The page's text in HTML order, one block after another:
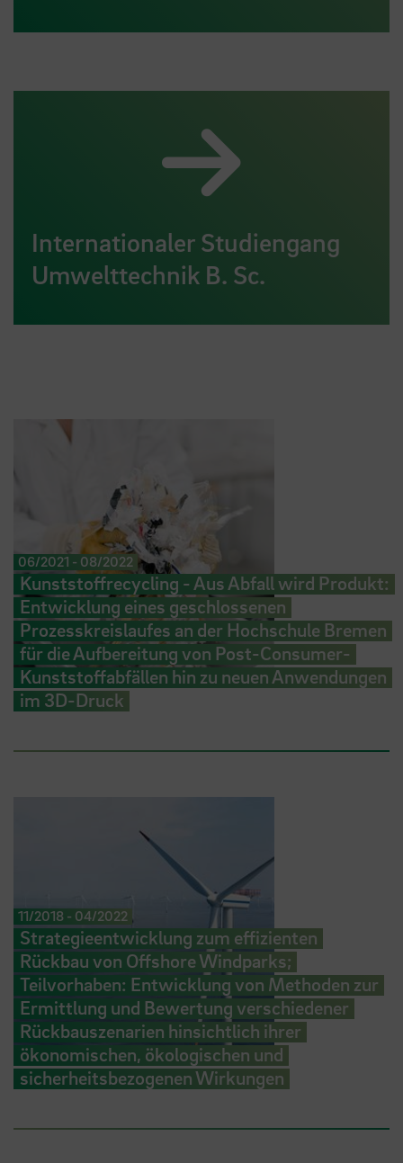
Internationaler Studiengang
Umwelttechnik B. Sc.
06/2021 - 08/2022
Kunststoffrecycling - Aus Abfall wird Produkt:
Entwicklung eines geschlossenen
Prozesskreislaufes an der Hochschule Bremen
für die Aufbereitung von Post-Consumer-
Kunststoffabfällen hin zu neuen Anwendungen
im 3D-Druck
11/2018 - 04/2022
Strategieentwicklung zum effizienten
Rückbau von Offshore Windparks;
Teilvorhaben: Entwicklung von Methoden zur
Ermittlung und Bewertung verschiedener
Rückbauszenarien hinsichtlich ihrer
ökonomischen, ökologischen und
sicherheitsbezogenen Wirkungen